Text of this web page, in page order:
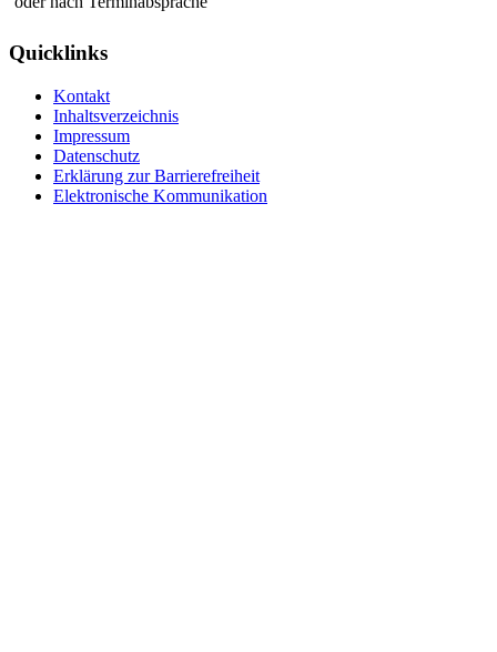
Quicklinks
Kontakt
Inhaltsverzeichnis
Impressum
Datenschutz
Erklärung zur Barrierefreiheit
Elektronische Kommunikation